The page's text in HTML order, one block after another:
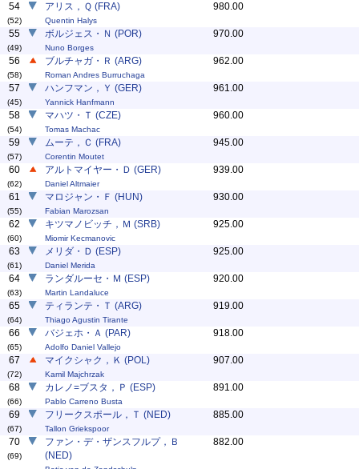
54
(52)
アリス，Ｑ (FRA)
Quentin Halys
980.00
55
(49)
ボルジェス・Ｎ (POR)
Nuno Borges
970.00
56
(58)
ブルチャガ・Ｒ (ARG)
Roman Andres Burruchaga
962.00
57
(45)
ハンフマン，Ｙ (GER)
Yannick Hanfmann
961.00
58
(54)
マハツ・Ｔ (CZE)
Tomas Machac
960.00
59
(57)
ムーテ，Ｃ (FRA)
Corentin Moutet
945.00
60
(62)
アルトマイヤー・Ｄ (GER)
Daniel Altmaier
939.00
61
(55)
マロジャン・Ｆ (HUN)
Fabian Marozsan
930.00
62
(60)
キツマノビッチ，Ｍ (SRB)
Miomir Kecmanovic
925.00
63
(61)
メリダ・Ｄ (ESP)
Daniel Merida
925.00
64
(63)
ランダルーセ・Ｍ (ESP)
Martin Landaluce
920.00
65
(64)
ティランテ・Ｔ (ARG)
Thiago Agustin Tirante
919.00
66
(65)
バジェホ・Ａ (PAR)
Adolfo Daniel Vallejo
918.00
67
(72)
マイクシャク，Ｋ (POL)
Kamil Majchrzak
907.00
68
(66)
カレノ=ブスタ，Ｐ (ESP)
Pablo Carreno Busta
891.00
69
(67)
フリークスポール，Ｔ (NED)
Tallon Griekspoor
885.00
70
(69)
ファン・デ・ザンスフルプ，Ｂ
(NED)
882.00